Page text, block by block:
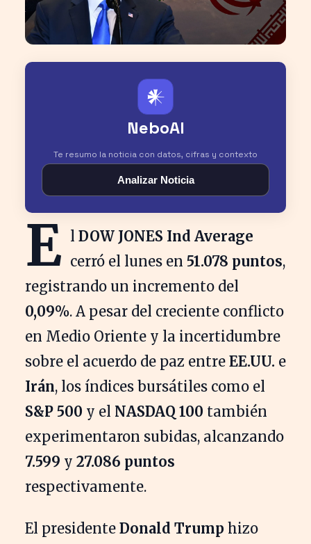
𒀭
NeboAI
Te resumo la noticia con datos, cifras y contexto
Analizar Noticia
E l DOW JONES Ind Average
cerró el lunes en 51.078 puntos,
registrando un incremento del
0,09%. A pesar del creciente conflicto
en Medio Oriente y la incertidumbre
sobre el acuerdo de paz entre EE.UU. e
Irán, los índices bursátiles como el
S&P 500 y el NASDAQ 100 también
experimentaron subidas, alcanzando
7.599 y 27.086 puntos
respectivamente.
El presidente Donald Trump hizo